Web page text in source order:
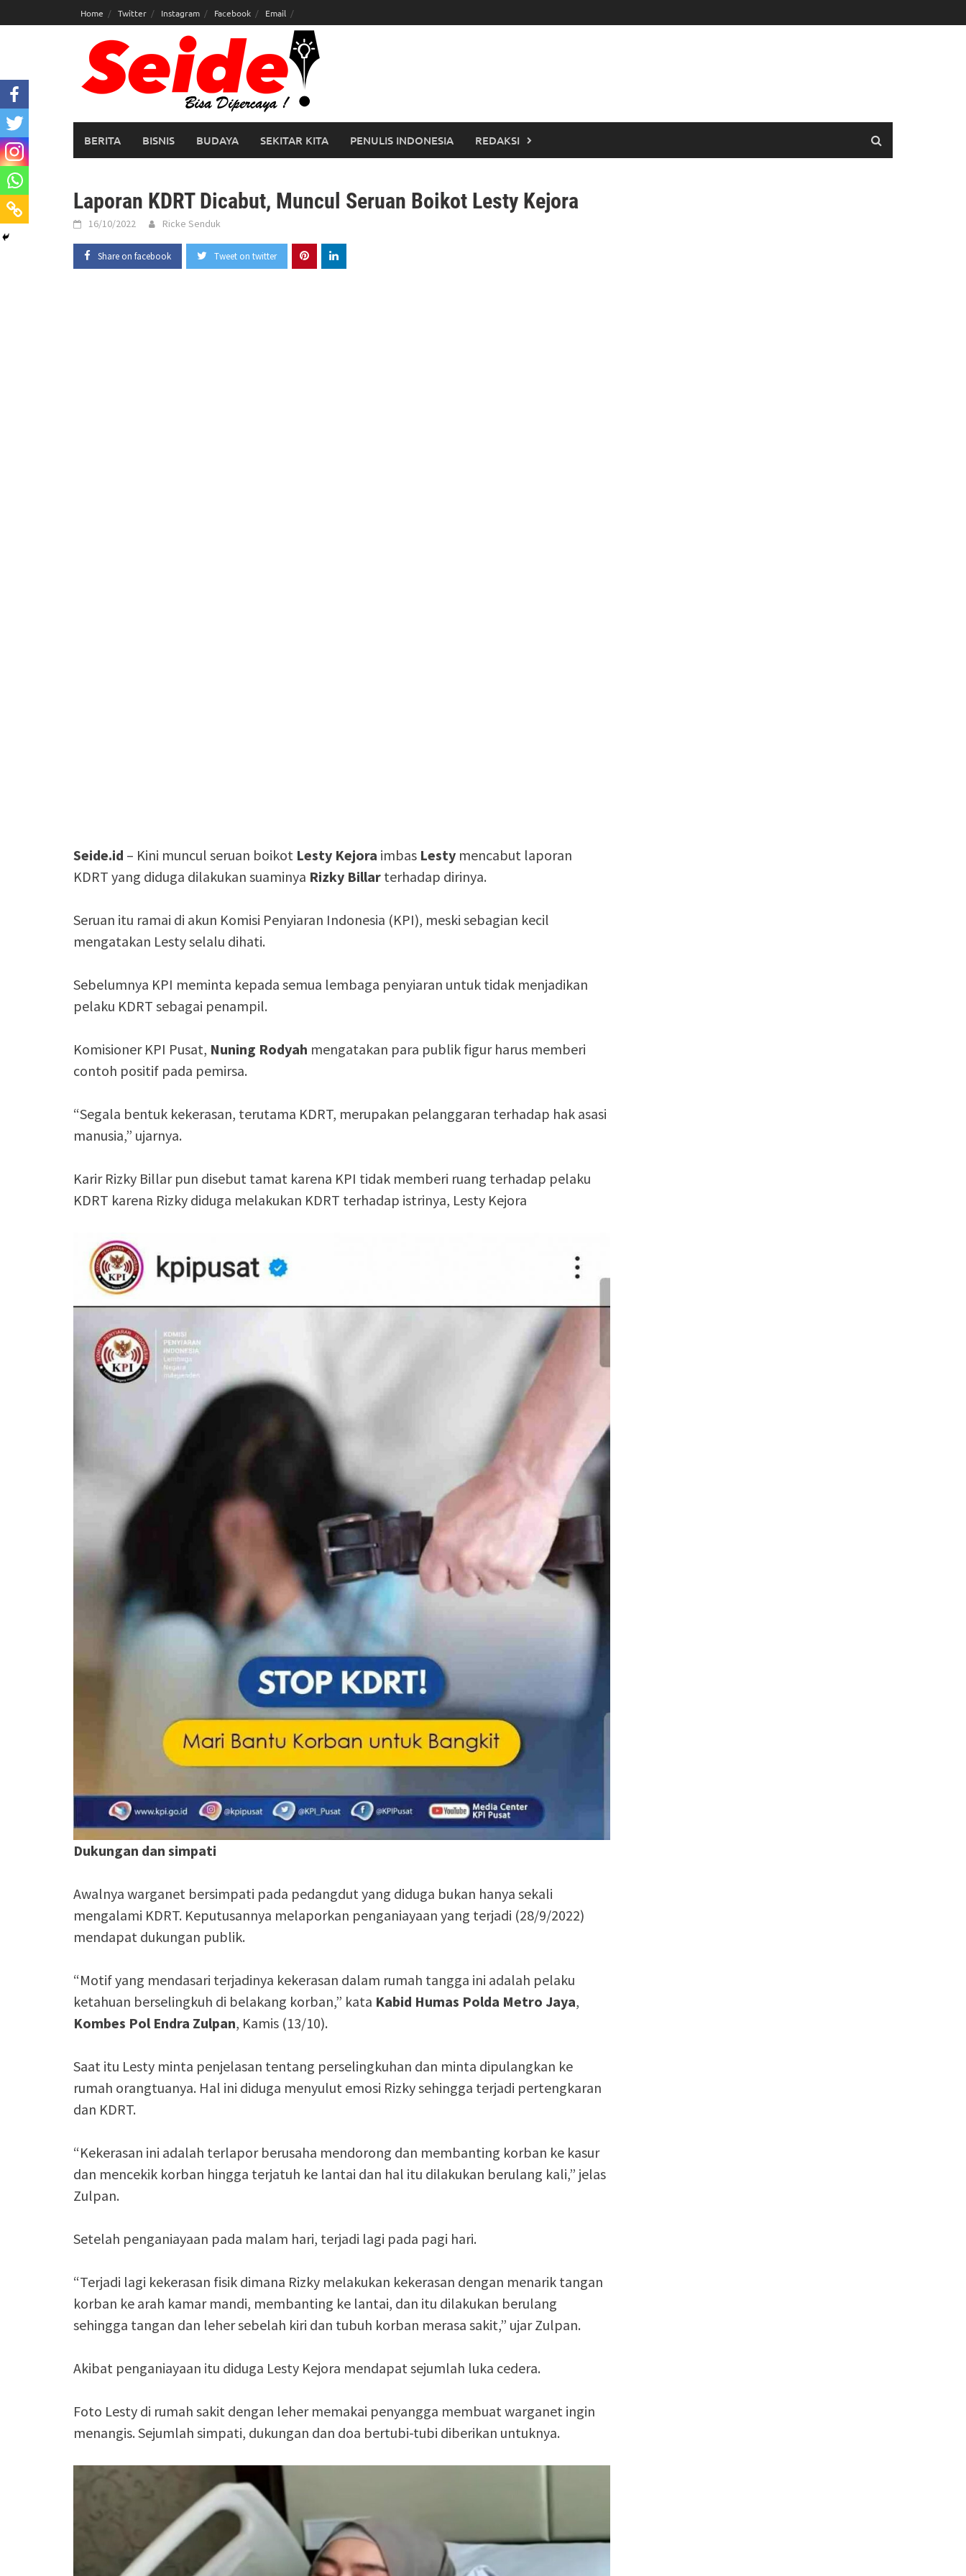
to
Home Twitter Instagram Facebook Email
BERITA BISNIS BUDAYA SEKITAR KITA PENULIS INDONESIA REDAKSI
Laporan KDRT Dicabut, Muncul Seruan Boikot Lesty Kejora
16/10/2022 Ricke Senduk
Share on facebook Tweet on twitter
Seide.id – Kini muncul seruan boikot Lesty Kejora imbas Lesty mencabut laporan
KDRT yang diduga dilakukan suaminya Rizky Billar terhadap dirinya.
Seruan itu ramai di akun Komisi Penyiaran Indonesia (KPI), meski sebagian kecil
mengatakan Lesty selalu dihati.
Sebelumnya KPI meminta kepada semua lembaga penyiaran untuk tidak menjadikan
pelaku KDRT sebagai penampil.
Komisioner KPI Pusat, Nuning Rodyah mengatakan para publik figur harus memberi
contoh positif pada pemirsa.
“Segala bentuk kekerasan, terutama KDRT, merupakan pelanggaran terhadap hak asasi
manusia,” ujarnya.
Karir Rizky Billar pun disebut tamat karena KPI tidak memberi ruang terhadap pelaku
KDRT karena Rizky diduga melakukan KDRT terhadap istrinya, Lesty Kejora
Dukungan dan simpati
Awalnya warganet bersimpati pada pedangdut yang diduga bukan hanya sekali
mengalami KDRT. Keputusannya melaporkan penganiayaan yang terjadi (28/9/2022)
mendapat dukungan publik.
“Motif yang mendasari terjadinya kekerasan dalam rumah tangga ini adalah pelaku
ketahuan berselingkuh di belakang korban,” kata Kabid Humas Polda Metro Jaya,
Kombes Pol Endra Zulpan, Kamis (13/10).
Saat itu Lesty minta penjelasan tentang perselingkuhan dan minta dipulangkan ke
rumah orangtuanya. Hal ini diduga menyulut emosi Rizky sehingga terjadi pertengkaran
dan KDRT.
“Kekerasan ini adalah terlapor berusaha mendorong dan membanting korban ke kasur
dan mencekik korban hingga terjatuh ke lantai dan hal itu dilakukan berulang kali,” jelas
Zulpan.
Setelah penganiayaan pada malam hari, terjadi lagi pada pagi hari.
“Terjadi lagi kekerasan fisik dimana Rizky melakukan kekerasan dengan menarik tangan
korban ke arah kamar mandi, membanting ke lantai, dan itu dilakukan berulang
sehingga tangan dan leher sebelah kiri dan tubuh korban merasa sakit,” ujar Zulpan.
Akibat penganiayaan itu diduga Lesty Kejora mendapat sejumlah luka cedera.
Foto Lesty di rumah sakit dengan leher memakai penyangga membuat warganet ingin
menangis. Sejumlah simpati, dukungan dan doa bertubi-tubi diberikan untuknya.